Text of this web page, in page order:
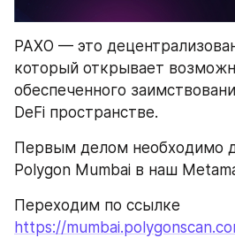
PAXO — это
который открывает
обеспеченного
DeFi пространстве.
Первым делом необходимо
Polygon Mumbai в наш
https://